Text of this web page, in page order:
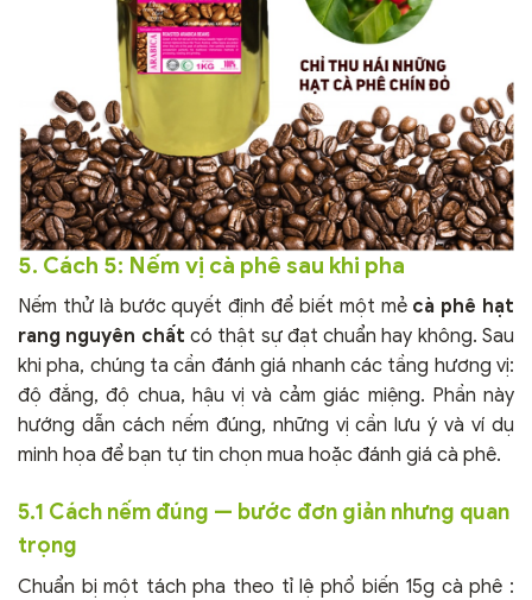
5. Cách 5: Nếm vị cà phê sau khi pha
Nếm thử là bước quyết định để biết một mẻ cà phê hạt
rang nguyên chất có thật sự đạt chuẩn hay không. Sau
khi pha, chúng ta cần đánh giá nhanh các tầng hương vị:
độ đắng, độ chua, hậu vị và cảm giác miệng. Phần này
hướng dẫn cách nếm đúng, những vị cần lưu ý và ví dụ
minh họa để bạn tự tin chọn mua hoặc đánh giá cà phê.
5.1 Cách nếm đúng — bước đơn giản nhưng quan
trọng
Chuẩn bị một tách pha theo tỉ lệ phổ biến 15g cà phê :